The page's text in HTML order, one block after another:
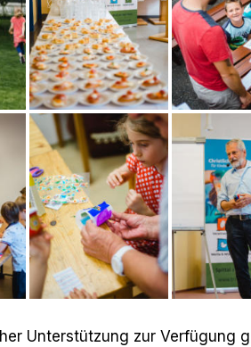
Unterstützung zur Verfügung